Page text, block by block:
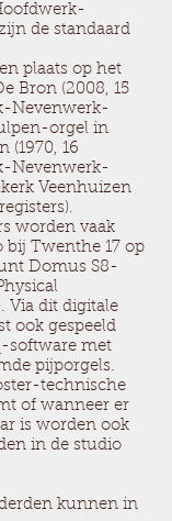
de standaard
plaats op het
Bron (2008, 15
Nevenwerk-
orgel in
(1970, 16
Nevenwerk-
Veenhuizen
worden vaak
bij Twenthe 17 op
Domus S8-
Via dit digitale
ook gespeeld
software met
pijporgels.
technische
of wanneer er
is worden ook
in de studio
kunnen in